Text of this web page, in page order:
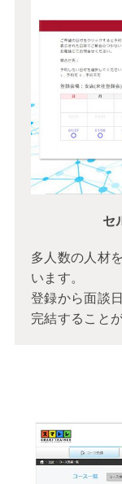
セ
多人数の人材
います。
登録から面談
完結すること